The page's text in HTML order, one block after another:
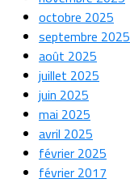
octobre 2025
septembre 2025
août 2025
juillet 2025
juin 2025
mai 2025
avril 2025
février 2025
février 2017